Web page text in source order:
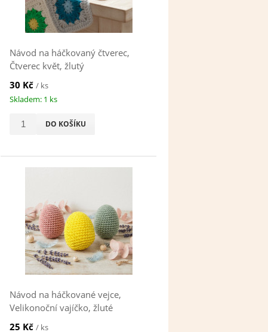
Návod na háčkovaný čtverec,
Čtverec květ, žlutý
30 Kč/ ks
Skladem: 1 ks
DO KOŠÍKU
Návod na háčkované vejce,
Velikonoční vajíčko, žluté
25 Kč/ ks